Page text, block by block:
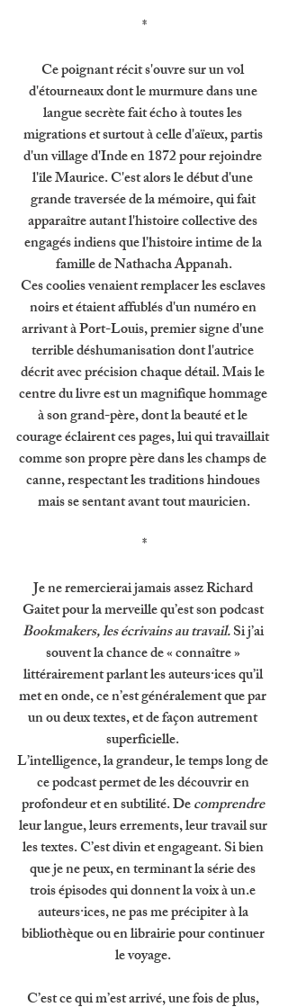
*
Ce poignant récit s'ouvre sur un vol
d'étourneaux dont le murmure dans une
langue secrète fait écho à toutes les
migrations et surtout à celle d'aïeux, partis
d'un village d'Inde en 1872 pour rejoindre
l'île Maurice. C'est alors le début d'une
grande traversée de la mémoire, qui fait
apparaître autant l'histoire collective des
engagés indiens que l'histoire intime de la
famille de Nathacha Appanah.
Ces coolies venaient remplacer les esclaves
noirs et étaient affublés d'un numéro en
arrivant à Port-Louis, premier signe d'une
terrible déshumanisation dont l'autrice
décrit avec précision chaque détail. Mais le
centre du livre est un magnifique hommage
à son grand-père, dont la beauté et le
courage éclairent ces pages, lui qui travaillait
comme son propre père dans les champs de
canne, respectant les traditions hindoues
mais se sentant avant tout mauricien.
*
Je ne remercierai jamais assez Richard
Gaitet pour la merveille qu’est son podcast
Bookmakers, les écrivains au travail. Si j’ai
souvent la chance de « connaître »
littérairement parlant les auteurs·ices qu’il
met en onde, ce n’est généralement que par
un ou deux textes, et de façon autrement
superficielle.
L’intelligence, la grandeur, le temps long de
ce podcast permet de les découvrir en
profondeur et en subtilité. De comprendre
leur langue, leurs errements, leur travail sur
les textes. C’est divin et engageant. Si bien
que je ne peux, en terminant la série des
trois épisodes qui donnent la voix à un.e
auteurs·ices, ne pas me précipiter à la
bibliothèque ou en librairie pour continuer
le voyage.
C’est ce qui m’est arrivé, une fois de plus,